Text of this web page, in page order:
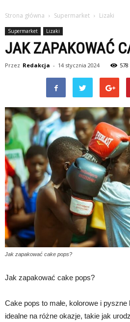
Strona główna Supermarket Lizaki
Supermarket Lizaki
JAK ZAPAKOWAĆ
Przez Redakcja - 14 stycznia 2024 578
Jak zapakować cake pops?
Jak zapakować cake pops?
Cake pops to małe, kolorowe i
idealne na różne okazje, takie jak